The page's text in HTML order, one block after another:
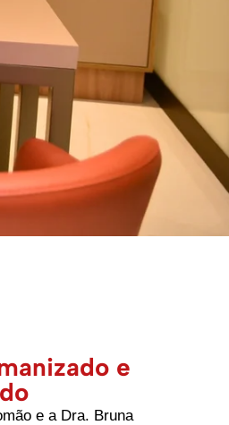
e
e a Dra. Bruna